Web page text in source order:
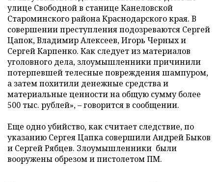
улице Свободной в станице Канеловской
Староминского района Краснодарского края. В
совершении преступления подозреваются Сергей
Цапок, Владимир Алексеев, Игорь Черных и
Сергей Карпенко. Как следует из материалов
уголовного дела, злоумышленники причинили
потерпевшей телесные повреждения шампуром,
а затем похитили денежные средства и
материальные ценности на общую сумму более
500 тыс. рублей», – говорится в сообщении.
Еще одно убийство, как считает следствие, по
указанию Сергея Цапка совершили Андрей Быков
и Сергей Рябцев. Злоумышленники были
вооружены обрезом и пистолетом ПМ.